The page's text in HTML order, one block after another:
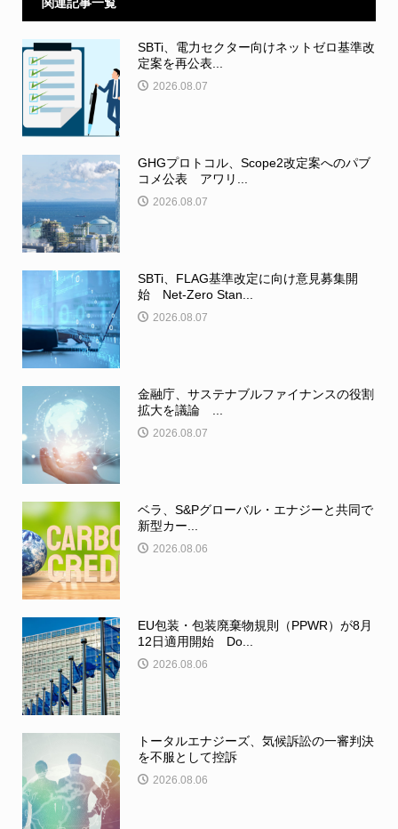
SBTi、電力セクター向けネットゼロ基準改
定案を再公表...
2026.08.07
GHGプロトコル、Scope2改定案へのパブ
コメ公表 アワリ...
2026.08.07
SBTi、FLAG基準改定に向け意見募集開
始 Net-Zero Stan...
2026.08.07
金融庁、サステナブルファイナンスの役割
拡大を議論 ...
2026.08.07
ベラ、S&Pグローバル・エナジーと共同で
新型カー...
2026.08.06
EU包装・包装廃棄物規則（PPWR）が8月
12日適用開始 Do...
2026.08.06
トータルエナジーズ、気候訴訟の一審判決
を不服として控訴
2026.08.06